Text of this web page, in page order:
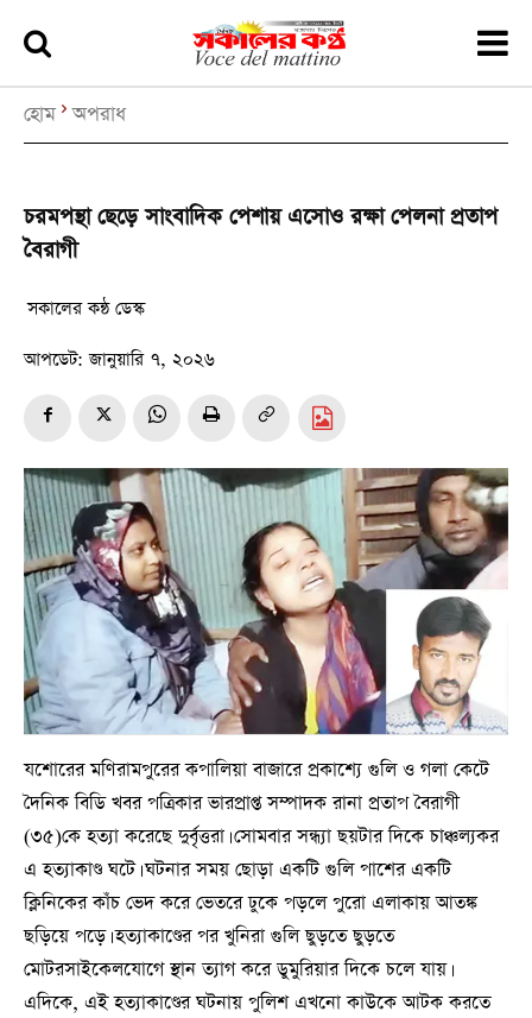
হোম অপরাধ
চরমপন্থা ছেড়ে সাংবাদিক পেশায় এসোও রক্ষা পেলনা প্রতাপ
বৈরাগী
সকালের কন্ঠ ডেস্ক
আপডেট: জানুয়ারি ৭, ২০২৬
যশোরের মণিরামপুরের কপালিয়া বাজারে প্রকাশ্যে গুলি ও গলা কেটে
দৈনিক বিডি খবর পত্রিকার ভারপ্রাপ্ত সম্পাদক রানা প্রতাপ বৈরাগী
(৩৫)কে হত্যা করেছে দুর্বৃত্তরা। সোমবার সন্ধ্যা ছয়টার দিকে চাঞ্চল্যকর
এ হত্যাকাণ্ড ঘটে। ঘটনার সময় ছোড়া একটি গুলি পাশের একটি
ক্লিনিকের কাঁচ ভেদ করে ভেতরে ঢুকে পড়লে পুরো এলাকায় আতঙ্ক
ছড়িয়ে পড়ে। হত্যাকাণ্ডের পর খুনিরা গুলি ছুড়তে ছুড়তে
মোটরসাইকেলযোগে স্থান ত্যাগ করে ডুমুরিয়ার দিকে চলে যায়।
এদিকে, এই হত্যাকাণ্ডের ঘটনায় পুলিশ এখনো কাউকে আটক করতে